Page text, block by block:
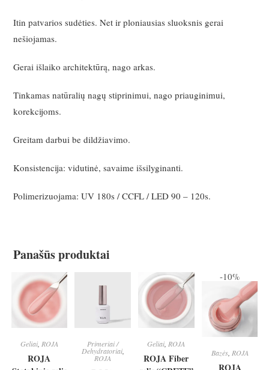
Itin patvarios sudėties. Net ir ploniausias sluoksnis gerai
nešiojamas.
Gerai išlaiko architektūrą, nago arkas.
Tinkamas natūralių nagų stiprinimui, nago priauginimui,
korekcijoms.
Greitam darbui be dildžiavimo.
Konsistencija: vidutinė, savaime išsilyginanti.
Polimerizuojama: UV 180s / CCFL / LED 90 – 120s.
Panašūs produktai
Geliai, ROJA
ROJA
Primeriai /
Dehydratoriai,
ROJA
Geliai ROJA
ROJA Fiber
-10%
Bazės, ROJA
ROJA